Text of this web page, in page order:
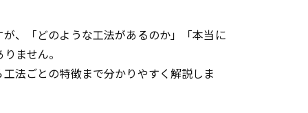
、「どのような工法があるのか」「本当に
ません。
法ごとの特徴まで分かりやすく解説しま